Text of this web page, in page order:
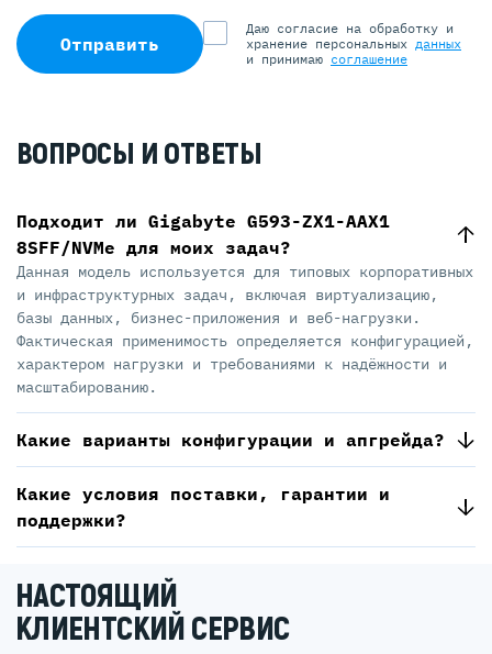
Отправить
Даю согласие на обработку и
хранение персональных данных
и принимаю соглашение
ВОПРОСЫ И ОТВЕТЫ
Подходит ли Gigabyte G593-ZX1-AAX1
8SFF/NVMe для моих задач?
Данная модель используется для типовых корпоративных
и инфраструктурных задач, включая виртуализацию,
базы данных, бизнес-приложения и веб-нагрузки.
Фактическая применимость определяется конфигурацией,
характером нагрузки и требованиями к надёжности и
масштабированию.
Какие варианты конфигурации и апгрейда?
Какие условия поставки, гарантии и
поддержки?
НАСТОЯЩИЙ
КЛИЕНТСКИЙ СЕРВИС